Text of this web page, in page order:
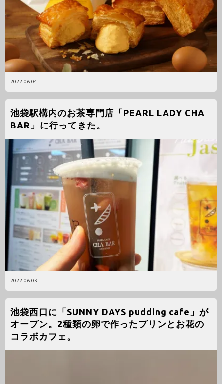
2022-06-04
2022-06-03
池袋駅構内のお茶専門店「PEARL LADY CHA
BAR」に行ってきた。
池袋西口に「SUNNY DAYS pudding cafe」が
オープン。2種類の卵で作ったプリンとお花の
コラボカフェ。